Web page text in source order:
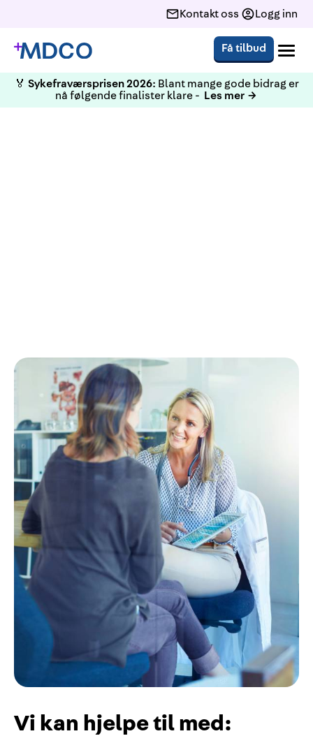
Kontakt oss Logg inn
Få tilbud
🏅 Sykefraværsprisen 2026: Blant mange gode bidrag er
nå følgende finalister klare -
Les mer →
Vi kan hjelpe til med: